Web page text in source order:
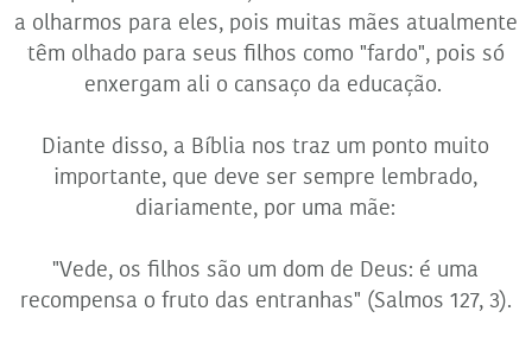
a olharmos para eles, pois muitas mães atualmente
têm olhado para seus filhos como "fardo", pois só
enxergam ali o cansaço da educação.
Diante disso, a Bíblia nos traz um ponto muito
importante, que deve ser sempre lembrado,
diariamente, por uma mãe:
"Vede, os filhos são um dom de Deus: é uma
recompensa o fruto das entranhas" (Salmos 127, 3).